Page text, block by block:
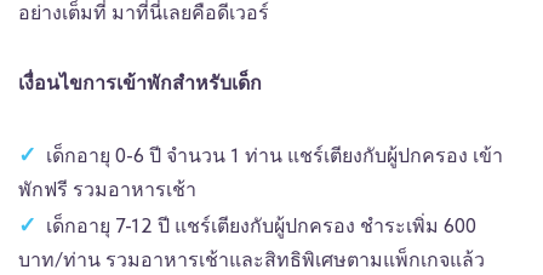
อย่างเต็มที่ มาที่นี่เลยคือดีเวอร์
เงื่อนไขการเข้าพักสำหรับเด็ก
เด็กอายุ 0-6 ปี จำนวน 1 ท่าน แชร์เตียงกับผู้ปกครอง เข้า
พักฟรี รวมอาหารเช้า
เด็กอายุ 7-12 ปี แชร์เตียงกับผู้ปกครอง ชำระเพิ่ม 600
บาท/ท่าน รวมอาหารเช้าและสิทธิพิเศษตามแพ็กเกจแล้ว